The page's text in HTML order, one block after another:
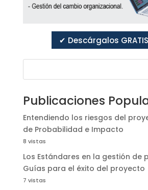
✔ Descárgalos
Publicaciones
Entendiendo los riesgos del
de Probabilidad e Impacto
8 vistas
Los Estándares en la gestión de
Guías para el éxito del proyecto
7 vistas